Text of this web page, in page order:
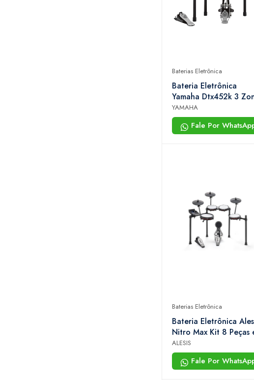
Baterias Eletrônica
Bateria Eletrônica
Yamaha Dtx452k 3
Usb Treino 10 Kits
YAMAHA
Fale Por
Baterias Eletrônica
Bateria Eletrônica
Nitro Max Kit 8 Peças
Peles Mesh, Bluetooth,
32 Kits Premium, 440
Sons
ALESIS
Fale Por